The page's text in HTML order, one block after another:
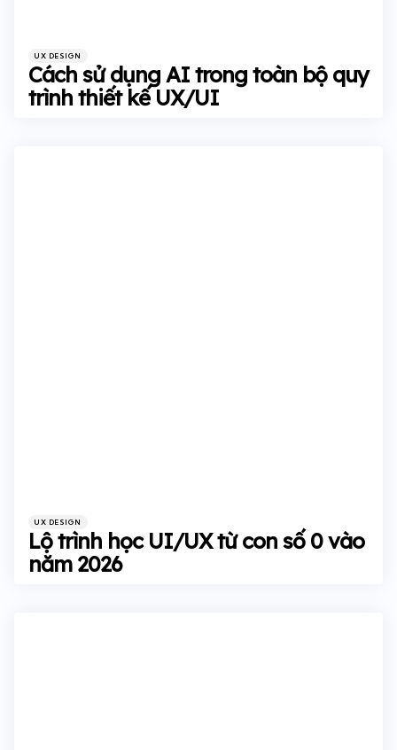
Categories
Posted
in
UX DESIGN
Cách sử dụng AI trong toàn bộ quy
trình thiết kế UX/UI
Categories
Posted
in
UX DESIGN
Lộ trình học UI/UX từ con số 0 vào
năm 2026